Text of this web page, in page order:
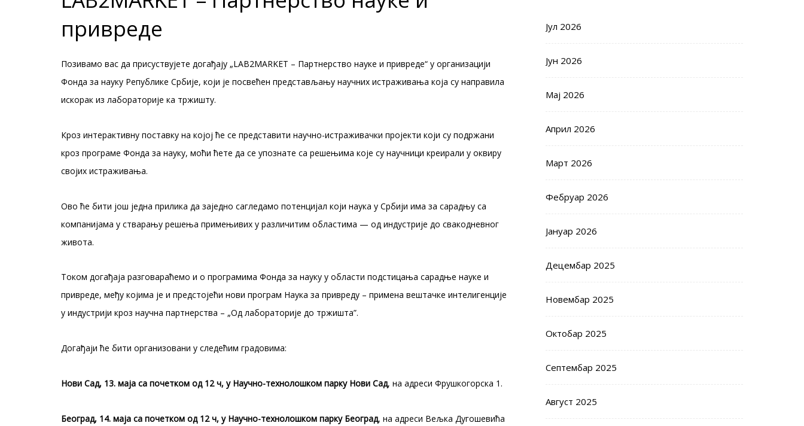
привреде
Позивамо вас да присуствујете догађају „LAB2MARKET – Партнерство науке и привреде“ у организацији
Фонда за науку Републике Србије, који је посвећен представљању научних истраживања која су направила
искорак из лабораторије ка тржишту.
Кроз интерактивну поставку на којој ће се представити научно-истраживачки пројекти који су подржани
кроз програме Фонда за науку, моћи ћете да се упознате са решењима које су научници креирали у оквиру
својих истраживања.
Ово ће бити још једна прилика да заједно сагледамо потенцијал који наука у Србији има за сарадњу са
компанијама у стварању решења примењивих у различитим областима — од индустрије до свакодневног
живота.
Током догађаја разговараћемо и о програмима Фонда за науку у области подстицања сарадње науке и
привреде, међу којима је и предстојећи нови програм Наука за привреду – примена вештачке интелигенције
у индустрији кроз научна партнерства – „Од лабораторије до тржишта”.
Догађаји ће бити организовани у следећим градовима:
Нови Сад, 13. маја са почетком од 12 ч, у Научно-технолошком парку Нови Сад, на адреси Фрушкогорска 1.
Београд, 14. маја са почетком од 12 ч, у Научно-технолошком парку Београд, на адреси Вељка Дугошевића
Јул 2026
Јун 2026
Мај 2026
Април 2026
Март 2026
Фебруар 2026
Јануар 2026
Децембар 2025
Новембар 2025
Октобар 2025
Септембар 2025
Август 2025